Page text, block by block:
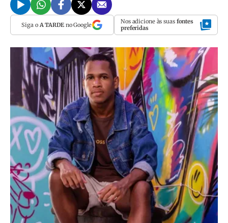
Siga o A TARDEno Google Nos adicione às suas fontes
preferidas